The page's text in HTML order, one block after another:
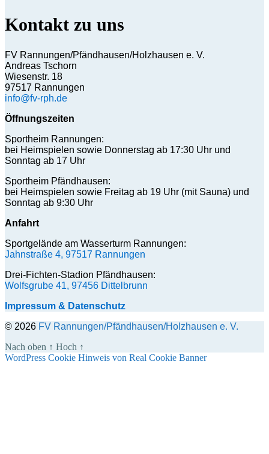
Kontakt zu uns
FV Rannungen/Pfändhausen/Holzhausen e. V.
Andreas Tschorn
Wiesenstr. 18
97517 Rannungen
info@fv-rph.de
Öffnungszeiten
Sportheim Rannungen:
bei Heimspielen sowie Donnerstag ab 17:30 Uhr und
Sonntag ab 17 Uhr
Sportheim Pfändhausen:
bei Heimspielen sowie Freitag ab 19 Uhr (mit Sauna) und
Sonntag ab 9:30 Uhr
Anfahrt
Sportgelände am Wasserturm Rannungen:
Jahnstraße 4, 97517 Rannungen
Drei-Fichten-Stadion Pfändhausen:
Wolfsgrube 41, 97456 Dittelbrunn
Impressum & Datenschutz
© 2026 FV Rannungen/Pfändhausen/Holzhausen e. V.
Nach oben ↑ Hoch ↑
WordPress Cookie Hinweis von Real Cookie Banner